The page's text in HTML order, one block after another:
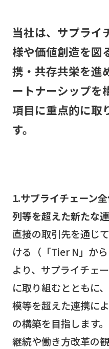
当社は、サプライ
様や価値創造を図
携・共存共栄を進
ートナーシップを
項目に重点的に取
す。
1.サプライチェーン
列等を超えた新たな
直接の取引先を通じ
ける（「Tier N」か
より、サプライチェ
に取り組むとともに
模等を超えた連携に
の構築を目指します
継続や働き方改革の